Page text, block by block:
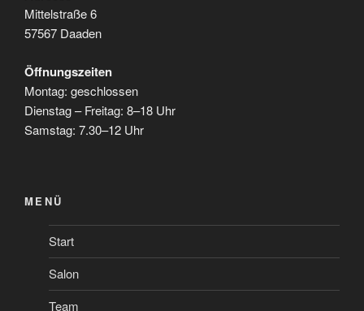
Mittelstraße 6
57567 Daaden
Öffnungszeiten
Montag: geschlossen
Dienstag – Freitag: 8–18 Uhr
Samstag: 7.30–12 Uhr
MENÜ
Start
Salon
Team